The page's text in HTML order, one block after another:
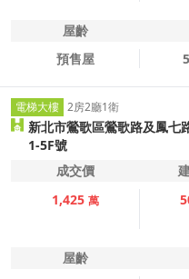
屋齡
預售屋
電梯大樓 2房2廳1衛
新北市鶯歌區鶯歌路及鳳七
1-5F號
成交價
1,425 萬
屋齡